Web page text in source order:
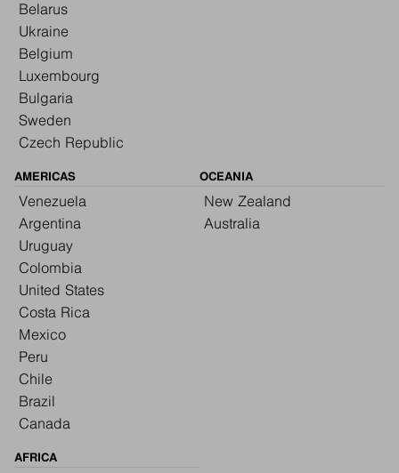
Belarus
Ukraine
Belgium
Luxembourg
Bulgaria
Sweden
Czech Republic
AMERICAS
Venezuela
Argentina
Uruguay
Colombia
United States
Costa Rica
Mexico
Peru
Chile
Brazil
Canada
OCEANIA
New Zealand
Australia
AFRICA